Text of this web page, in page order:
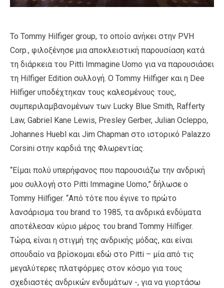
Το Tommy Hilfiger group, το οποίο ανήκει στην PVH
Corp., φιλοξένησε μια αποκλειστική παρουσίαση κατά
τη διάρκεια του Pitti Immagine Uomo για να παρουσιάσει
τη Hilfiger Edition συλλογή. Ο Tommy Hilfiger και η Dee
Hilfiger υποδέχτηκαν τους καλεσμένους τους,
συμπεριλαμβανομένων των Lucky Blue Smith, Rafferty
Law, Gabriel Kane Lewis, Presley Gerber, Julian Ocleppo,
Johannes Huebl και Jim Chapman στο ιστορικό Palazzo
Corsini στην καρδιά της Φλωρεντίας.
“Είμαι πολύ υπερήφανος που παρουσιάζω την ανδρική
μου συλλογή στο Pitti Immagine Uomo,” δήλωσε ο
Tommy Hilfiger. “Από τότε που έγινε το πρώτο
λανσάρισμα του brand το 1985, τα ανδρικά ενδύματα
αποτέλεσαν κύριο μέρος του brand Tommy Hilfiger.
Τώρα, είναι η στιγμή της ανδρικής μόδας, και είναι
σπουδαίο να βρίσκομαι εδώ στο Pitti – μία από τις
μεγαλύτερες πλατφόρμες στον κόσμο για τους
σχεδιαστές ανδρικών ενδυμάτων -, για να γιορτάσω